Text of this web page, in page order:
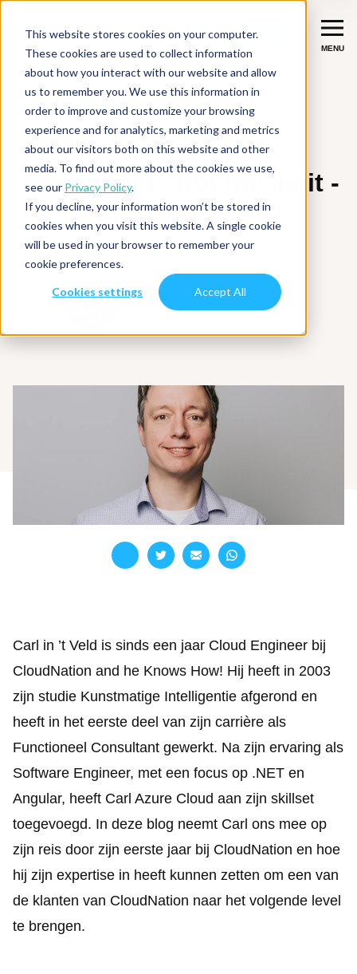
This website stores cookies on your computer.
These cookies are used to collect information
about how you interact with our website and allow
us to remember you. We use this information in
order to improve and customize your browsing
experience and for analytics, marketing and metrics
about our visitors both on this website and other
media. To find out more about the cookies we use,
see our Privacy Policy.
If you decline, your information won’t be stored in
cookies when you visit this website. A single cookie
will be used in your browser to remember your
cookie preferences.
Cookies settings Accept All
Let's talk
MENU
Let's talk
MENU
Services
Migrate
Improve & Modernize
Integrate
Data & AI
Services overview
Success stories
Industries
FinTech
Manufacturing
LET'S TALK
Back
NEWS
The cloud is not the limit -
Carl
admin
Carl in ’t Veld is sinds een jaar Cloud Engineer bij
CloudNation and he Knows How! Hij heeft in 2003
zijn studie Kunstmatige Intelligentie afgerond en
heeft in het eerste deel van zijn carrière als
Functioneel Consultant gewerkt. Na zijn ervaring als
Software Engineer, met een focus op .NET en
Angular, heeft Carl Azure Cloud aan zijn skillset
toegevoegd. In deze blog neemt Carl ons mee op
zijn reis door zijn eerste jaar bij CloudNation en hoe
hij zijn expertise in heeft kunnen zetten om een van
de klanten van CloudNation naar het volgende level
te brengen.